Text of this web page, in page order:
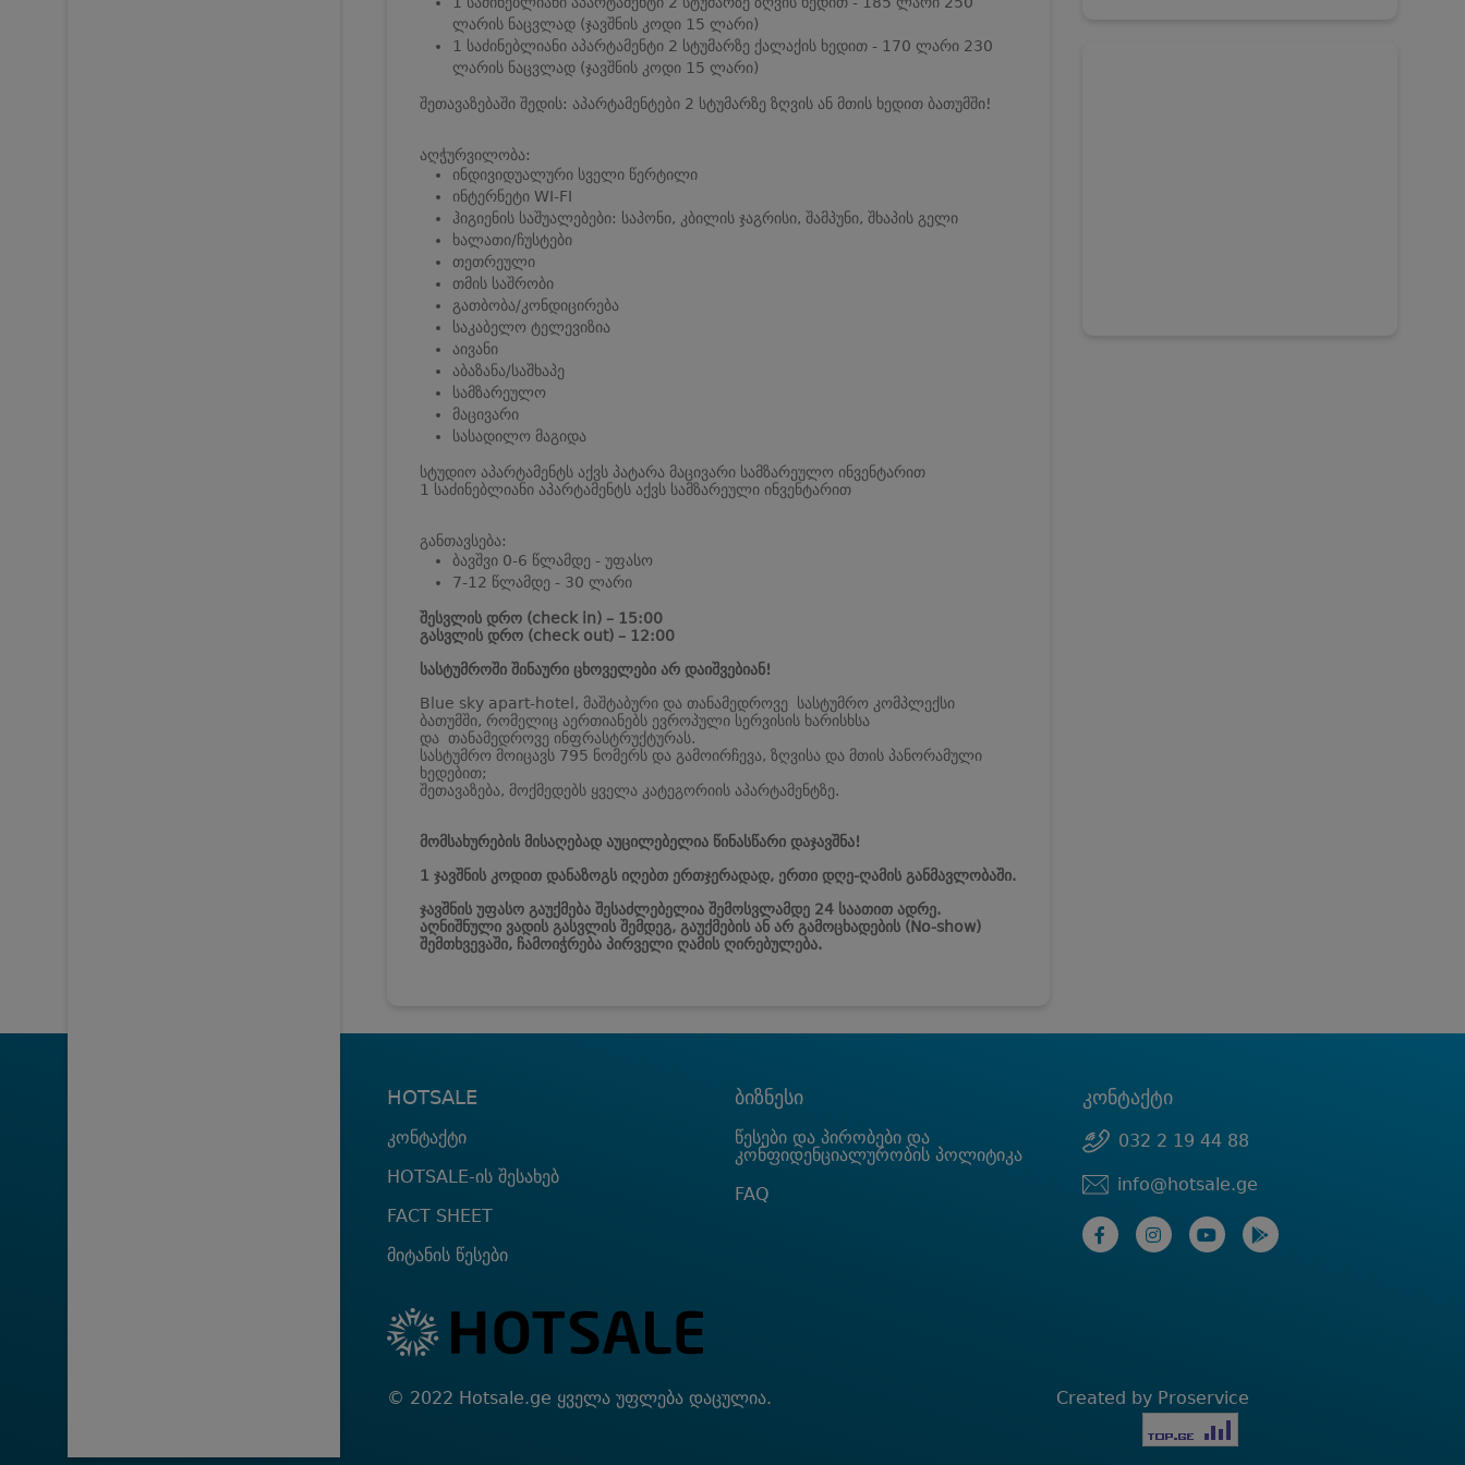
ლარის ნაცვლად (ჯავშნის კოდი 15 ლარი)
1 საძინებლიანი აპარტამენტი 2 სტუმარზე ქალაქის ხედით - 170 ლარი 230
ლარის ნაცვლად (ჯავშნის კოდი 15 ლარი)
შეთავაზებაში შედის: აპარტამენტები 2 სტუმარზე ზღვის ან მთის ხედით ბათუმში!
აღჭურვილობა:
ინდივიდუალური სველი წერტილი
ინტერნეტი WI-FI
ჰიგიენის საშუალებები: საპონი, კბილის ჯაგრისი, შამპუნი, შხაპის გელი
ხალათი/ჩუსტები
თეთრეული
თმის საშრობი
გათბობა/კონდიცირება
საკაბელო ტელევიზია
აივანი
აბაზანა/საშხაპე
სამზარეულო
მაცივარი
სასადილო მაგიდა
სტუდიო აპარტამენტს აქვს პატარა მაცივარი სამზარეულო ინვენტარით
1 საძინებლიანი აპარტამენტს აქვს სამზარეული ინვენტარით
განთავსება:
ბავშვი 0-6 წლამდე - უფასო
7-12 წლამდე - 30 ლარი
შესვლის დრო (check in) – 15:00
გასვლის დრო (check out) – 12:00
სასტუმროში შინაური ცხოველები არ დაიშვებიან!
Blue sky apart-hotel, მაშტაბური და თანამედროვე სასტუმრო კომპლექსი
ბათუმში, რომელიც აერთიანებს ევროპული სერვისის ხარისხსა
და თანამედროვე ინფრასტრუქტურას.
სასტუმრო მოიცავს 795 ნომერს და გამოირჩევა, ზღვისა და მთის პანორამული
ხედებით;
შეთავაზება, მოქმედებს ყველა კატეგორიის აპარტამენტზე.
მომსახურების მისაღებად აუცილებელია წინასწარი დაჯავშნა!
1 ჯავშნის კოდით დანაზოგს იღებთ ერთჯერადად, ერთი დღე-ღამის განმავლობაში.
ჯავშნის უფასო გაუქმება შესაძლებელია შემოსვლამდე 24 საათით ადრე.
აღნიშნული ვადის გასვლის შემდეგ, გაუქმების ან არ გამოცხადების (No-show)
შემთხვევაში, ჩამოიჭრება პირველი ღამის ღირებულება.
HOTSALE
კონტაქტი
HOTSALE-ის შესახებ
FACT SHEET
მიტანის წესები
ბიზნესი
წესები და პირობები და
კონფიდენციალურობის პოლიტიკა
FAQ
კონტაქტი
032 2 19 44 88
info@hotsale.ge
© 2022 Hotsale.ge ყველა უფლება დაცულია. Created by Proservice